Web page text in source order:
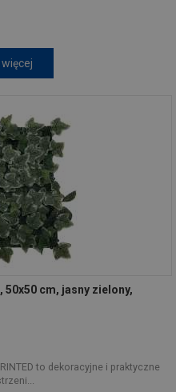
cm, jasny zielony,
to dekoracyjne i praktyczne